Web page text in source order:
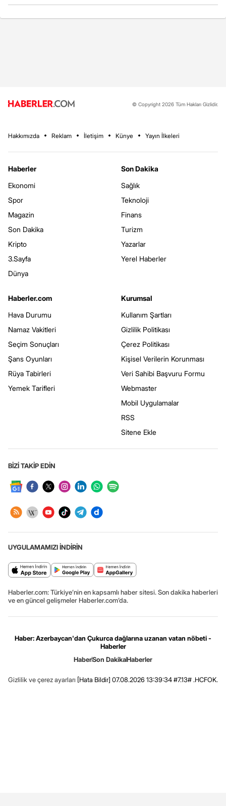
© Copyright 2026 Tüm Hakları Gizlidir.
Hakkımızda Reklam İletişim Künye Yayın İlkeleri
Haberler
Ekonomi
Spor
Magazin
Son Dakika
Kripto
3.Sayfa
Dünya
Son Dakika
Sağlık
Teknoloji
Finans
Turizm
Yazarlar
Yerel Haberler
Haberler.com
Hava Durumu
Namaz Vakitleri
Seçim Sonuçları
Şans Oyunları
Rüya Tabirleri
Yemek Tarifleri
Kurumsal
Kullanım Şartları
Gizlilik Politikası
Çerez Politikası
Kişisel Verilerin Korunması
Veri Sahibi Başvuru Formu
Webmaster
Mobil Uygulamalar
RSS
Sitene Ekle
BİZİ TAKİP EDİN
UYGULAMAMIZI İNDİRİN
Haberler.com: Türkiye’nin en kapsamlı haber sitesi. Son dakika haberleri
ve en güncel gelişmeler Haberler.com’da.
Haber: Azerbaycan'dan Çukurca dağlarına uzanan vatan nöbeti -
Haberler
HaberSon DakikaHaberler
Gizlilik ve çerez ayarları [Hata Bildir] 07.08.2026 13:39:34 #7.13# .HCFOK.